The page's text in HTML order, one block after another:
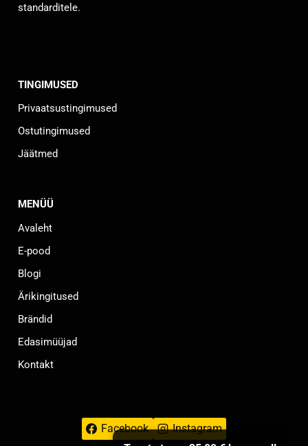
standarditele.
TINGIMUSED
Privaatsustingimused
Ostutingimused
Jäätmed
MENÜÜ
Avaleht
E-pood
Blogi
Ärikingitused
Brändid
Edasimüüjad
Kontakt
Facebook
Instagram